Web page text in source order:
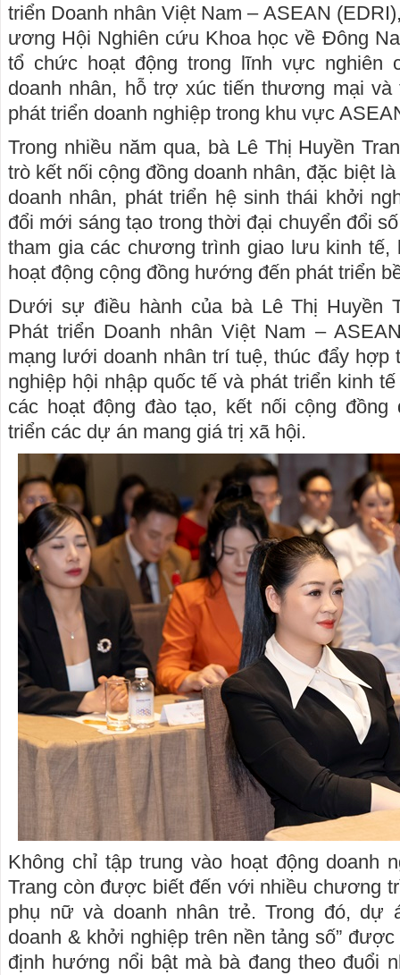
triển Doanh nhân Việt Nam – ASEAN
ương Hội Nghiên cứu Khoa học về Đông
tổ chức hoạt động trong lĩnh vực nghiên
doanh nhân, hỗ trợ xúc tiến thương mại và
phát triển doanh nghiệp trong khu vực
Trong nhiều năm qua, bà Lê Thị Huyền
trò kết nối cộng đồng doanh nhân, đặc biệt
doanh nhân, phát triển hệ sinh thái khởi
đổi mới sáng tạo trong thời đại chuyển đổi
tham gia các chương trình giao lưu kinh tế,
hoạt động cộng đồng hướng đến phát triển
Dưới sự điều hành của bà Lê Thị Huyền
Phát triển Doanh nhân Việt Nam –
mạng lưới doanh nhân trí tuệ, thúc đẩy hợp
nghiệp hội nhập quốc tế và phát triển kinh
các hoạt động đào tạo, kết nối cộng đồng
triển các dự án mang giá trị xã hội.
Không chỉ tập trung vào hoạt động doanh
Trang còn được biết đến với nhiều chương
phụ nữ và doanh nhân trẻ. Trong đó, dự
doanh & khởi nghiệp trên nền tảng số”
định hướng nổi bật mà bà đang theo đuổi